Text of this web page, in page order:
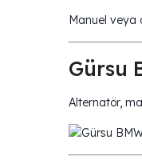
Manuel veya
Gürsu
Alternatör,